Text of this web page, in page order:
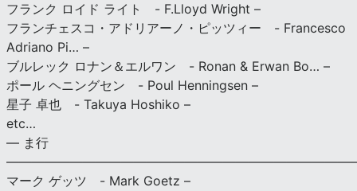
フランク ロイド ライト - F.Lloyd Wright –
フランチェスコ・アドリアーノ・ピッツィー - Francesco
Adriano Pi… –
ブルレック ロナン＆エルワン - Ronan & Erwan Bo… –
ポール ヘニングセン - Poul Henningsen –
星子 卓也 - Takuya Hoshiko –
etc…
— ま行
マーク ゲッツ - Mark Goetz –